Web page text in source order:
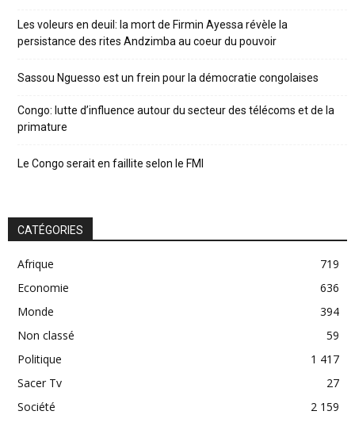
Les voleurs en deuil: la mort de Firmin Ayessa révèle la
persistance des rites Andzimba au coeur du pouvoir
Sassou Nguesso est un frein pour la démocratie congolaises
Congo: lutte d’influence autour du secteur des télécoms et de la
primature
Le Congo serait en faillite selon le FMI
CATÉGORIES
Afrique
719
Economie
636
Monde
394
Non classé
59
Politique
1 417
Sacer Tv
27
Société
2 159